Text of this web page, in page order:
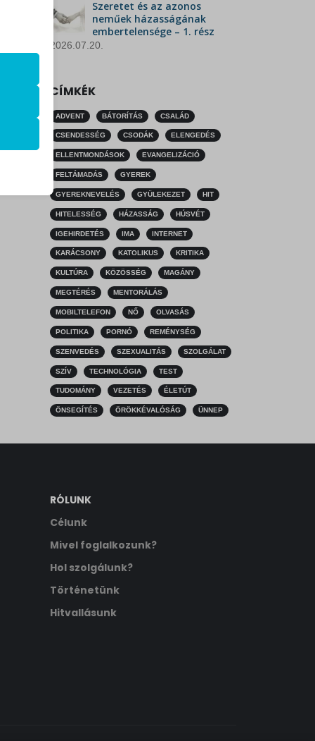
Szeretet és az azonos
neműek házasságának
embertelensége – 1. rész
2026.07.20.
CÍMKÉK
ADVENT BÁTORÍTÁS CSALÁD
CSENDESSÉG CSODÁK ELENGEDÉS
ELLENTMONDÁSOK EVANGELIZÁCIÓ
FELTÁMADÁS GYEREK
GYEREKNEVELÉS GYÜLEKEZET HIT
HITELESSÉG HÁZASSÁG HÚSVÉT
IGEHIRDETÉS IMA INTERNET
KARÁCSONY KATOLIKUS KRITIKA
KULTÚRA KÖZÖSSÉG MAGÁNY
MEGTÉRÉS MENTORÁLÁS
MOBILTELEFON NŐ OLVASÁS
POLITIKA PORNÓ REMÉNYSÉG
SZENVEDÉS SZEXUALITÁS SZOLGÁLAT
SZÍV TECHNOLÓGIA TEST
TUDOMÁNY VEZETÉS ÉLETÚT
ÖNSEGÍTÉS ÖRÖKKÉVALÓSÁG ÜNNEP
RÓLUNK
Célunk
Mivel foglalkozunk?
Hol szolgálunk?
Történetünk
Hitvallásunk